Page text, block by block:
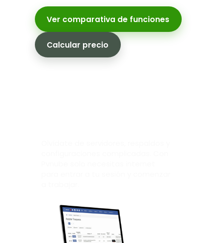
Ver comparativa de funciones
Calcular precio